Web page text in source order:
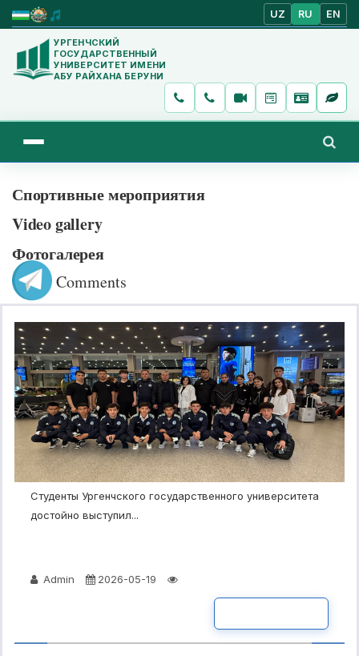
UZ RU EN
УРГЕНЧСКИЙ
ГОСУДАРСТВЕННЫЙ
УНИВЕРСИТЕТ ИМЕНИ
АБУ РАЙХАНА БЕРУНИ
Спортивные мероприятия
Video gallery
Фотогалерея
Comments
Студенты Ургенчского государственного университета
достойно выступил...
Admin 2026-05-19